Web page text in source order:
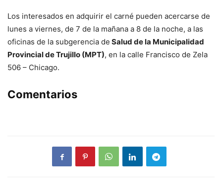
Los interesados en adquirir el carné pueden acercarse de
lunes a viernes, de 7 de la mañana a 8 de la noche, a las
oficinas de la subgerencia de Salud de la Municipalidad
Provincial de Trujillo (MPT), en la calle Francisco de Zela
506 – Chicago.
Comentarios